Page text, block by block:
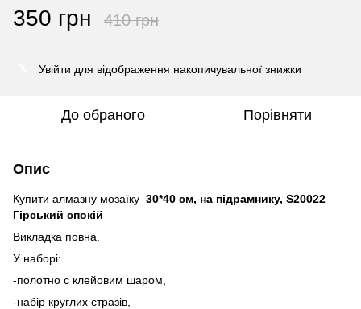
350 грн 410 грн
Увійти для відображення накопичувальної знижки
До обраного Порівняти
Опис
Купити алмазну мозаїку 30*40 см, на підрамнику, S20022
Гірський спокій
Викладка повна.
У наборі:
-полотно с клейовим шаром,
-набір круглих стразів,